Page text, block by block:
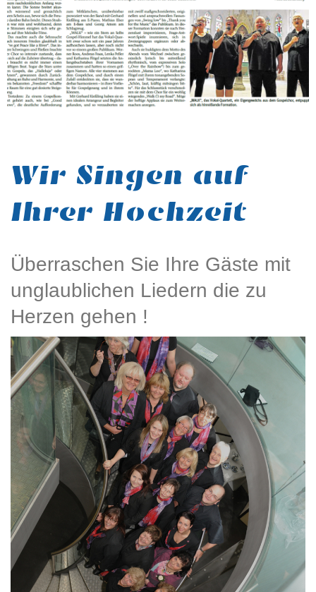
Wir Singen auf
Ihrer Hochzeit
Überraschen Sie Ihre Gäste mit
unglaublichen Liedern die zu
Herzen gehen !